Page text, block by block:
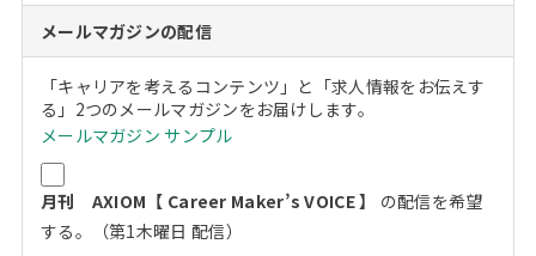
メールマガジンの配信
「キャリアを考えるコンテンツ」と「求人情報をお伝えす
る」2つのメールマガジンをお届けします。
メールマガジン サンプル
月刊 AXIOM【 Career Maker’s VOICE 】
の配信を希望
する。（第1木曜日 配信）